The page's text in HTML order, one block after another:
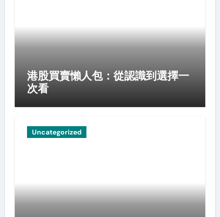
港股買賣懶人包：從認識到選擇一
次看
Uncategorized